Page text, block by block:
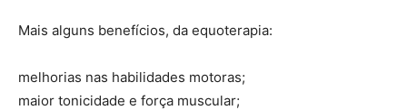
Mais alguns benefícios, da equoterapia:
melhorias nas habilidades motoras;
maior tonicidade e força muscular;